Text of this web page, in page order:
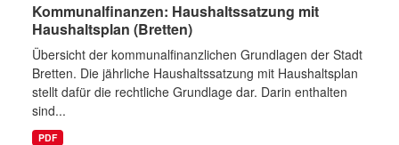
Kommunalfinanzen: Haushaltssatzung mit
Haushaltsplan (Bretten)
Übersicht der kommunalfinanzlichen Grundlagen der Stadt
Bretten. Die jährliche Haushaltssatzung mit Haushaltsplan
stellt dafür die rechtliche Grundlage dar. Darin enthalten
sind...
PDF